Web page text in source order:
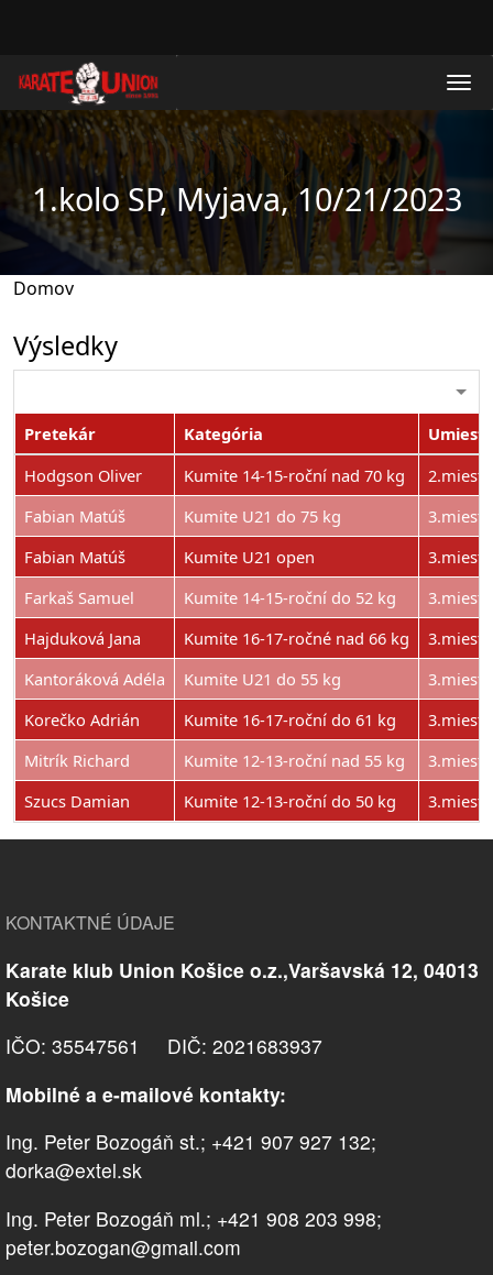
1.kolo SP, Myjava, 10/21/2023
Domov
Výsledky
Pretekár Kategória
Hodgson Oliver
Kumite 14-15-roční nad 70 kg
2.miesto
Fabian Matúš
Kumite U21 do 75 kg
3.miesto
Fabian Matúš
Kumite U21 open
3.miesto
Farkaš Samuel
Kumite 14-15-roční do 52 kg
3.miesto
Hajduková Jana
Kumite 16-17-ročné nad 66 kg
3.miesto
Kantoráková Adéla
Kumite U21 do 55 kg
3.miesto
Korečko Adrián
Kumite 16-17-roční do 61 kg
3.miesto
Mitrík Richard
Kumite 12-13-roční nad 55 kg
3.miesto
Szucs Damian
Kumite 12-13-roční do 50 kg 3.miesto
KONTAKTNÉ ÚDAJE
Karate klub Union Košice o.z.,Varšavská 12, 04013
Košice
IČO: 35547561 DIČ: 2021683937
Mobilné a e-mailové kontakty:
Ing. Peter Bozogáň st.; +421 907 927 132;
dorka@extel.sk
Ing. Peter Bozogáň ml.; +421 908 203 998;
peter.bozogan@gmail.com